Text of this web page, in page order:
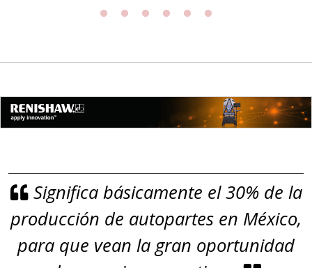
Especificaciones:
gestión ambiental.
Empresa en Jalisco
Requiere:
Especificaciones:
Significa básicamente el 30% de la
producción de autopartes en México,
para que vean la gran oportunidad